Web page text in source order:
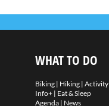
WHAT TO DO
Biking| Hiking| Activity
Info+| Eat & Sleep
Agenda| News